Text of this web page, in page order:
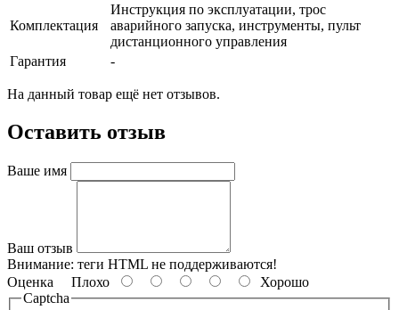
Комплектация
Инструкция по эксплуатации, трос
аварийного запуска, инструменты, пульт
дистанционного управления
Гарантия
-
На данный товар ещё нет отзывов.
Оставить отзыв
Ваше имя
Ваш отзыв
Внимание: теги HTML не поддерживаются!
Оценка Плохо
Хорошо
Captcha